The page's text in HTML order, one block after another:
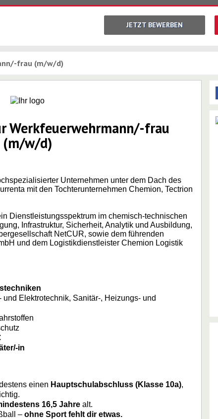
JETZT BEWERBEN
frau (m/w/d)
Werkfeuerwehrmann/-frau
(m/w/d)
Unternehmen unter dem Dach des
mit den Tochterunternehmen Chemion, Tectrion
Dienstleistungsspektrum im chemisch-technischen
Infrastruktur, Sicherheit, Analytik und Ausbildung,
NetCUR, sowie dem führenden
und dem Logistikdienstleister Chemion Logistik
und Elektrotechnik, Sanitär-, Heizungs- und
in
einen Hauptschulabschluss (Klasse 10a),
16,5 Jahrealt.
– ohne Sport fehlt dir etwas.